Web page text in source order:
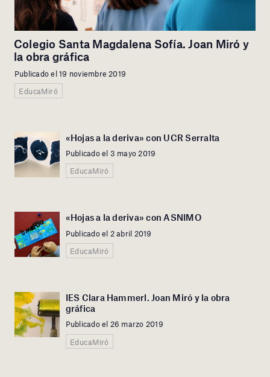
Colegio Santa Magdalena Sofía. Joan Miró y
la obra gráfica
Publicado el 19 noviembre 2019
EducaMiró
«Hojas a la deriva» con UCR Serralta
Publicado el 3 mayo 2019
EducaMiró
«Hojas a la deriva» con ASNIMO
Publicado el 2 abril 2019
EducaMiró
IES Clara Hammerl. Joan Miró y la obra
gráfica
Publicado el 26 marzo 2019
EducaMiró